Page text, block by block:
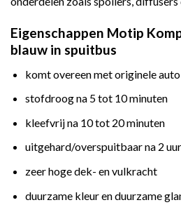
Eigenschappen Motip
blauw in spuitbus
komt overeen met originele
stofdroog na 5 tot 10 minuten
kleefvrij na 10 tot 20 minuten
uitgehard/overspuitbaar na 2 uur
zeer hoge dek- en vulkracht
duurzame kleur en duurzame